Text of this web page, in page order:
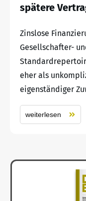
spätere
Zinslose
Gesellschafter-
eher als
eigenständiger
weiterlesen